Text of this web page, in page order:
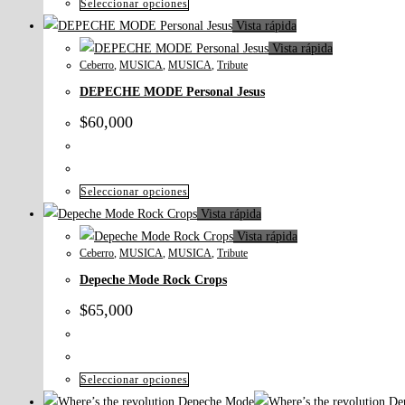
Seleccionar opciones
Vista rápida
Vista rápida
Ceberro MUSICA MUSICA Tribute
DEPECHE MODE Personal Jesus
$60,000
Seleccionar opciones
Vista rápida
Vista rápida
Ceberro MUSICA MUSICA Tribute
Depeche Mode Rock Crops
$65,000
Seleccionar opciones